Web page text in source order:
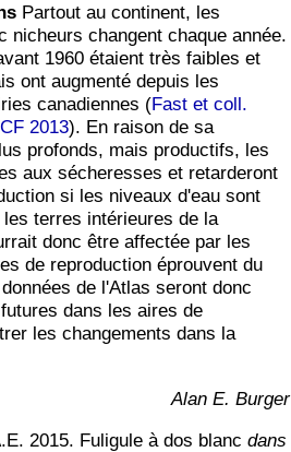
Partout au continent, les
nicheurs changent chaque année.
1960 étaient très faibles et
ont augmenté depuis les
canadiennes (Fast et coll.
2013). En raison de sa
profonds, mais productifs, les
aux sécheresses et retarderont
si les niveaux d'eau sont
terres intérieures de la
donc être affectée par les
de reproduction éprouvent du
de l'Atlas seront donc
dans les aires de
les changements dans la
Alan E. Burger
2015. Fuligule à dos blanc dans